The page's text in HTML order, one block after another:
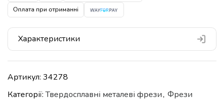
Оплата при отриманні
Характеристики
Артикул: 34278
Категорії:Твердосплавні металеві фрези, Фрези